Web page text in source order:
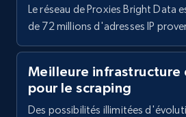
Le réseau de Proxies Bright Data
de 72 millions d'adresses IP
Meilleure infrastructure
pour le scraping
Des possibilités illimitées